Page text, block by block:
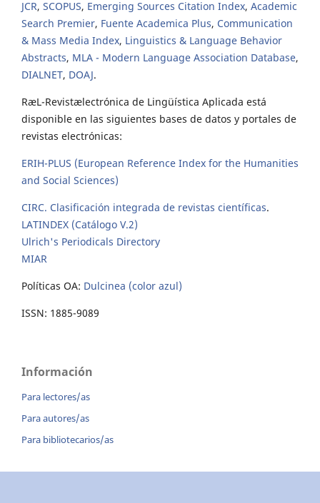
JCR, SCOPUS, Emerging Sources Citation Index, Academic
Search Premier, Fuente Academica Plus, Communication
& Mass Media Index, Linguistics & Language Behavior
Abstracts, MLA - Modern Language Association Database,
DIALNET, DOAJ.
RæL-Revistælectrónica de Lingüística Aplicada está
disponible en las siguientes bases de datos y portales de
revistas electrónicas:
ERIH-PLUS (European Reference Index for the Humanities
and Social Sciences)
CIRC. Clasificación integrada de revistas científicas.
LATINDEX (Catálogo V.2)
Ulrich's Periodicals Directory
MIAR
Políticas OA: Dulcinea (color azul)
ISSN: 1885-9089
Información
Para lectores/as
Para autores/as
Para bibliotecarios/as